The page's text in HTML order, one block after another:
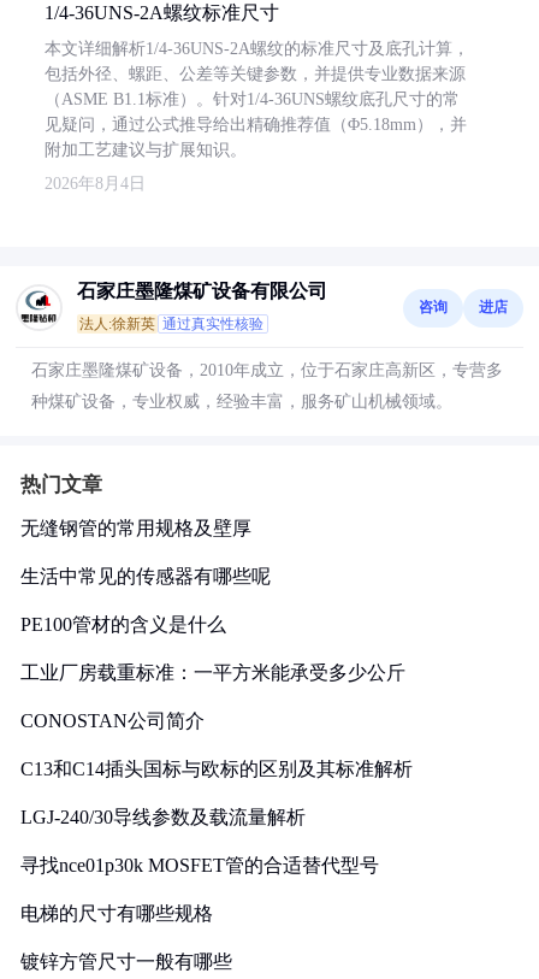
1/4-36UNS-2A螺纹标准尺寸
本文详细解析1/4-36UNS-2A螺纹的标准尺寸及底孔计算，
包括外径、螺距、公差等关键参数，并提供专业数据来源
（ASME B1.1标准）。针对1/4-36UNS螺纹底孔尺寸的常
见疑问，通过公式推导给出精确推荐值（Φ5.18mm），并
附加工艺建议与扩展知识。
2026年8月4日
石家庄墨隆煤矿设备有限公司
法人:徐新英 通过真实性核验
咨询 进店
石家庄墨隆煤矿设备，2010年成立，位于石家庄高新区，专营多
种煤矿设备，专业权威，经验丰富，服务矿山机械领域。
热门文章
无缝钢管的常用规格及壁厚
生活中常见的传感器有哪些呢
PE100管材的含义是什么
工业厂房载重标准：一平方米能承受多少公斤
CONOSTAN公司简介
C13和C14插头国标与欧标的区别及其标准解析
LGJ-240/30导线参数及载流量解析
寻找nce01p30k MOSFET管的合适替代型号
电梯的尺寸有哪些规格
镀锌方管尺寸一般有哪些